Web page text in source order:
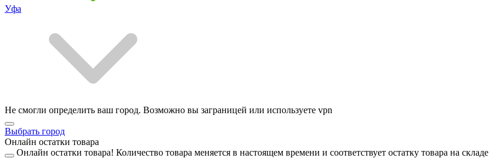
Уфа
Не смогли определить ваш город. Возможно вы заграницей или используете vpn
Выбрать город
Онлайн остатки товара
Онлайн остатки товара! Количество товара меняется в настоящем времени и соответствует остатку товара на складе